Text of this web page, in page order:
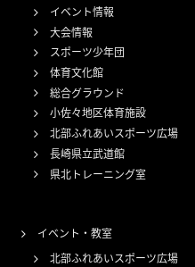
イベント情報
大会情報
スポーツ少年団
体育文化館
総合グラウンド
小佐々地区体育施設
北部ふれあいスポーツ広場
長崎県立武道館
県北トレーニング室
イベント・教室
北部ふれあいスポーツ広場